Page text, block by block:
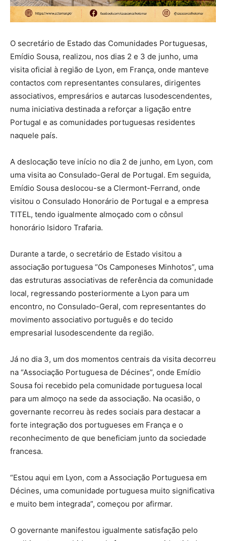
O secretário de Estado das Comunidades Portuguesas,
Emídio Sousa, realizou, nos dias 2 e 3 de junho, uma
visita oficial à região de Lyon, em França, onde manteve
contactos com representantes consulares, dirigentes
associativos, empresários e autarcas lusodescendentes,
numa iniciativa destinada a reforçar a ligação entre
Portugal e as comunidades portuguesas residentes
naquele país.
A deslocação teve início no dia 2 de junho, em Lyon, com
uma visita ao Consulado-Geral de Portugal. Em seguida,
Emídio Sousa deslocou-se a Clermont-Ferrand, onde
visitou o Consulado Honorário de Portugal e a empresa
TITEL, tendo igualmente almoçado com o cônsul
honorário Isidoro Trafaria.
Durante a tarde, o secretário de Estado visitou a
associação portuguesa “Os Camponeses Minhotos”, uma
das estruturas associativas de referência da comunidade
local, regressando posteriormente a Lyon para um
encontro, no Consulado-Geral, com representantes do
movimento associativo português e do tecido
empresarial lusodescendente da região.
Já no dia 3, um dos momentos centrais da visita decorreu
na “Associação Portuguesa de Décines”, onde Emídio
Sousa foi recebido pela comunidade portuguesa local
para um almoço na sede da associação. Na ocasião, o
governante recorreu às redes sociais para destacar a
forte integração dos portugueses em França e o
reconhecimento de que beneficiam junto da sociedade
francesa.
“Estou aqui em Lyon, com a Associação Portuguesa em
Décines, uma comunidade portuguesa muito significativa
e muito bem integrada”, começou por afirmar.
O governante manifestou igualmente satisfação pelo